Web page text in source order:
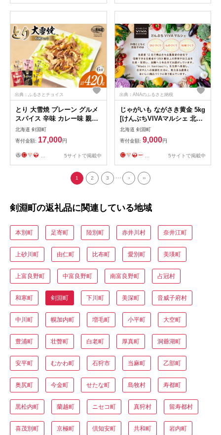
出典：ふるさとチョイス
とり 大雪焼 プレーン グルメ
スパイス 辛味 カレー味 親鶏
プレーン 親鶏粒コショー味
各70g×6袋 [ゴトウくんせい
北海道 剣淵町 14656354] 肉
鶏肉 とり チキン スモークド
北海道 剣淵町
寄付金額: 17,000円
... 5サイトで掲載中
出典：ANAのふるさと納税
じゃがいも ながさき黄金 5kg
[けんぶちVIVAマルシェ 北海
道 剣淵町 14656386] ジャガ
イモ 芋 いも ポテト 野菜 秋
野菜 秋 常備野菜 カレー シチ
ュー ポテトサラダ
北海道 剣淵町
寄付金額: 9,000円
... 5サイトで掲載中
1 2 3 ... › ››
剣淵町の返礼品に関連している地域
本別町 足寄町 陸別町 赤井川村 奈井江町
上砂川町 由仁町 比布町 愛別町 美瑛町
上富良野町 中富良野町 南富良野町 占冠村
和寒町 剣淵町 下川町 美深町 音威子府村
中川町 幌加内町 増毛町 小平町 大空町
豊浦町 壮瞥町 白老町 厚真町 洞爺湖町
安平町 むかわ町 石狩市 当麻町 乙部町
奥尻町 今金町 せたな町 島牧村 寿都町
黒松内町 蘭越町 ニセコ町 真狩村 留寿都村
喜茂別町 京極町 倶知安町 共和町 岩内町